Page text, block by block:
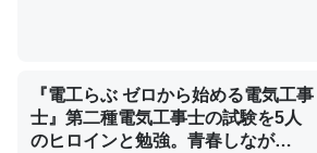
昆虫ってカルシウム少ないのか。知ら
コオロギのカルシウム分はエビの600分
『電工らぶ ゼロから始める電気工事
士』第二種電気工事士の試験を5人
のヒロインと勉強。青春しなが